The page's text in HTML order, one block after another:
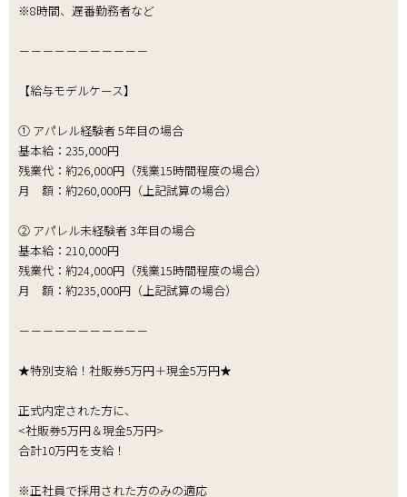
※8時間、遅番勤務者など
－－－－－－－－－－－
【給与モデルケース】
① アパレル経験者 5年目の場合
基本給：235,000円
残業代：約26,000円（残業15時間程度の場合）
月 額：約260,000円（上記試算の場合）
② アパレル未経験者 3年目の場合
基本給：210,000円
残業代：約24,000円（残業15時間程度の場合）
月 額：約235,000円（上記試算の場合）
－－－－－－－－－－－
★特別支給！社販券5万円＋現金5万円★
正式内定された方に、
<社販券5万円＆現金5万円>
合計10万円を支給！
※正社員で採用された方のみの適応